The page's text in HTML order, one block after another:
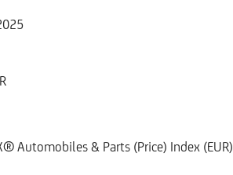
Automobiles & Parts (Price) Index (EUR)